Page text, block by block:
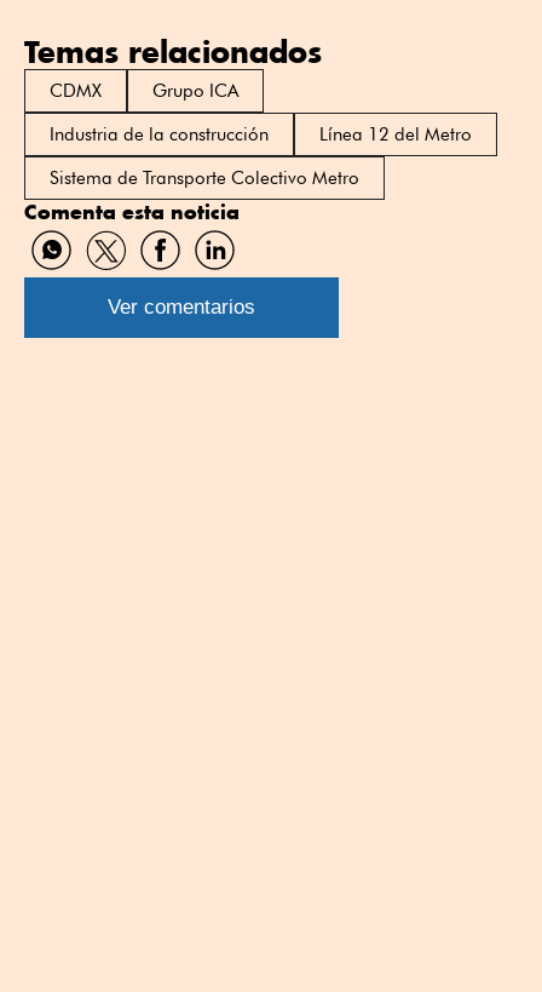
Temas relacionados
CDMX
Grupo ICA
Industria de la construcción
Línea 12 del Metro
Sistema de Transporte Colectivo Metro
Comenta esta noticia
Compartir
por
WhatsApp
Compartir
por
Twitter
Compartir
por
Facebook
Compartir
por
Linkedin
Ver comentarios